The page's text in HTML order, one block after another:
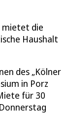
mietet die
Haushalt
des „Kölner
in Porz
für 30